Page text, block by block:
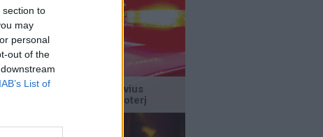
section to
may
personal
out of the
IAB’s List of